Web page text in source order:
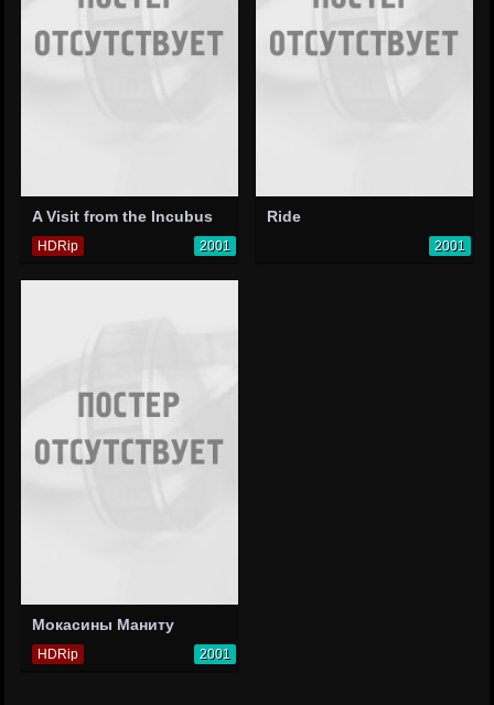
A Visit from the Incubus
HDRip 2001
Ride
2001
Мокасины Маниту
HDRip 2001